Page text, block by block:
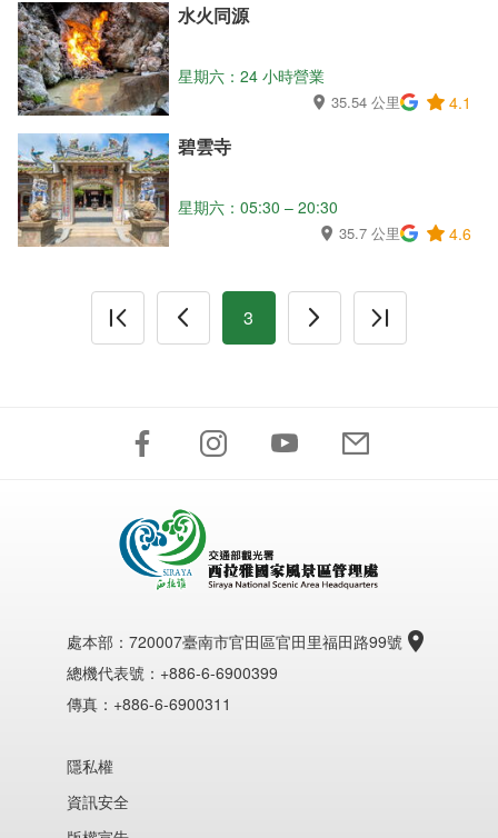
水火同源
星期六：24 小時營業
35.54 公里 4.1
碧雲寺
星期六：05:30 – 20:30
35.7 公里 4.6
3
處本部： 720007臺南市官田區官田里福田路99號
總機代表號：+886-6-6900399
傳真：+886-6-6900311
隱私權
資訊安全